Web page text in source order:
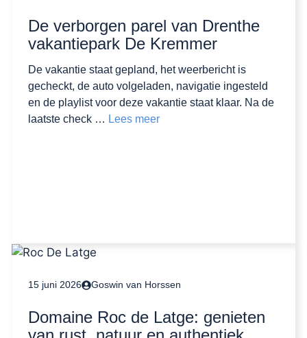
De verborgen parel van Drenthe
vakantiepark De Kremmer
De vakantie staat gepland, het weerbericht is
gecheckt, de auto volgeladen, navigatie ingesteld
en de playlist voor deze vakantie staat klaar. Na de
laatste check … Lees meer
15 juni 2026 Goswin van Horssen
Domaine Roc de Latge: genieten